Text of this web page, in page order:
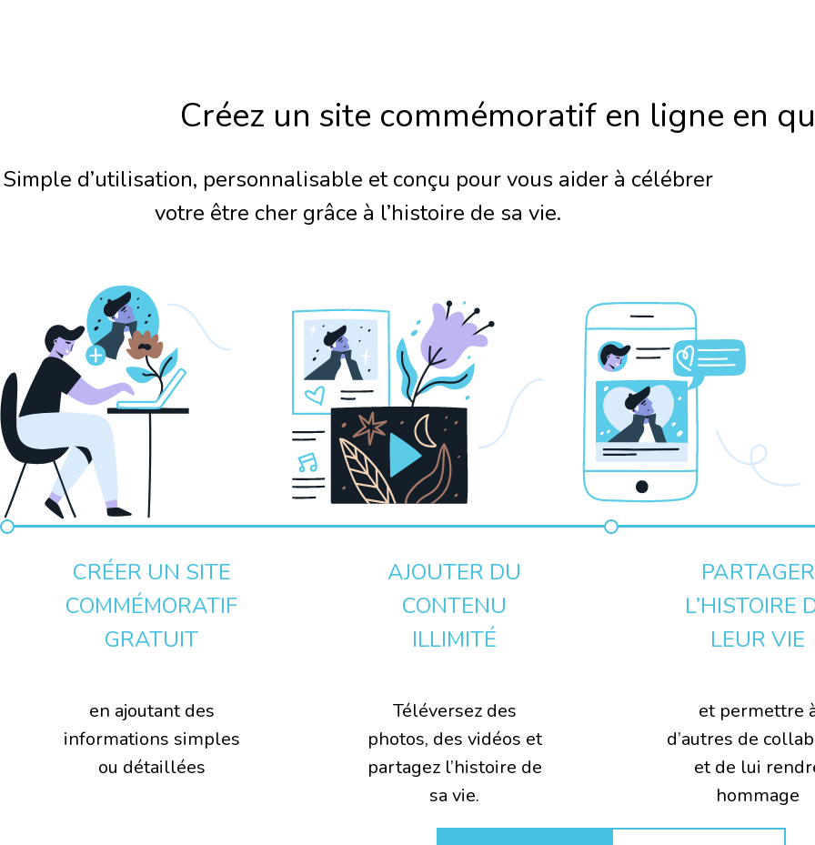
Créez un site commémoratif en ligne en
Simple d’utilisation, personnalisable et conçu pour vous aider à célébrer
votre être cher grâce à l’histoire de sa vie.
CRÉER UN SITE
COMMÉMORATIF
GRATUIT
en ajoutant des
informations simples
ou détaillées
AJOUTER DU
CONTENU
ILLIMITÉ
Téléversez des
photos, des vidéos et
partagez l’histoire de
sa vie.
PARTAGER
L’HISTOIRE
LEUR VIE
et permettre
d’autres de
et de lui
hommage